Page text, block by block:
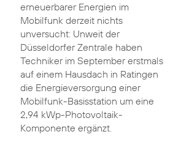
erneuerbarer Energien im
Mobilfunk derzeit nichts
unversucht: Unweit der
Düsseldorfer Zentrale haben
Techniker im September erstmals
auf einem Hausdach in Ratingen
die Energieversorgung einer
Mobilfunk-Basisstation um eine
2,94 kWp-Photovoltaik-
Komponente ergänzt.